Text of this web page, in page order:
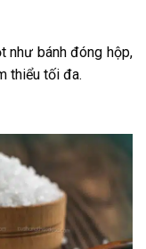
như bánh đóng hộp,
thiểu tối đa.